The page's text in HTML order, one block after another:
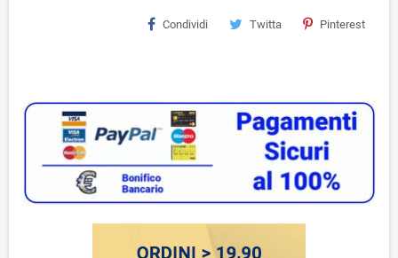
Condividi Twitta Pinterest